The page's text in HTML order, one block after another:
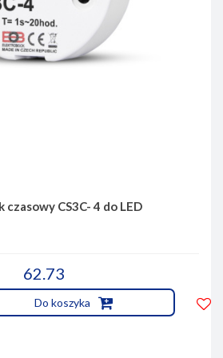
czasowy CS3C- 4 do LED
62.73
Do koszyka